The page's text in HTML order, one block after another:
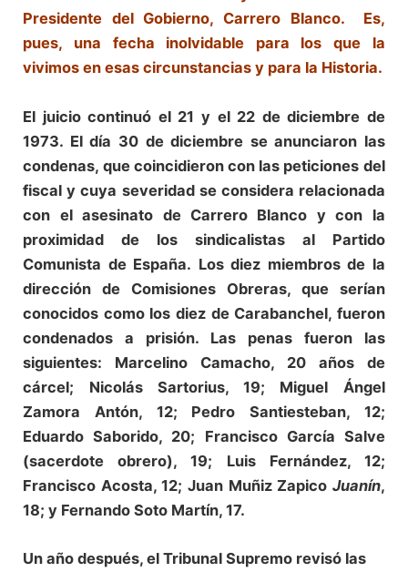
Presidente del Gobierno, Carrero Blanco. Es,
pues, una fecha inolvidable para los que la
vivimos en esas circunstancias y para la Historia.
El juicio continuó el 21 y el 22 de diciembre de
1973. El día 30 de diciembre se anunciaron las
condenas, que coincidieron con las peticiones del
fiscal y cuya severidad se considera relacionada
con el asesinato de Carrero Blanco y con la
proximidad de los sindicalistas al Partido
Comunista de España. Los diez miembros de la
dirección de Comisiones Obreras, que serían
conocidos como los diez de Carabanchel, fueron
condenados a prisión. Las penas fueron las
siguientes: Marcelino Camacho, 20 años de
cárcel; Nicolás Sartorius, 19; Miguel Ángel
Zamora Antón, 12; Pedro Santiesteban, 12;
Eduardo Saborido, 20; Francisco García Salve
(sacerdote obrero), 19; Luis Fernández, 12;
Francisco Acosta, 12; Juan Muñiz Zapico Juanín,
18; y Fernando Soto Martín, 17.
Un año después, el Tribunal Supremo revisó las